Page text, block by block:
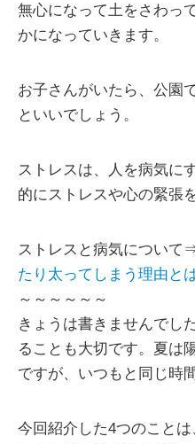
無心になって土をさわっ
かになっていきます。
お子さんがいたら、公園
といいでしょう。
ストレスは、人を病気に
的にストレスや心の緊張
ストレスと病気について
たり太ってしまう理由と
～～～～～～
きょうは書きませんでし
ることも大切です。夏は
ですが、いつもと同じ時
今回紹介した4つのこと